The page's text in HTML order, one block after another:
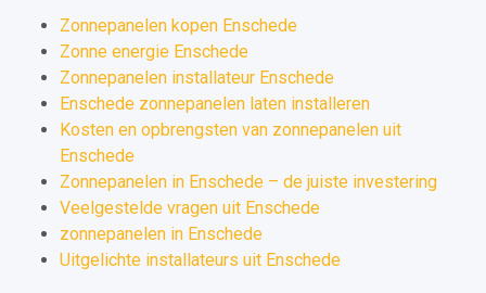
Zonnepanelen kopen Enschede
Zonne energie Enschede
Zonnepanelen installateur Enschede
Enschede zonnepanelen laten installeren
Kosten en opbrengsten van zonnepanelen uit
Enschede
Zonnepanelen in Enschede – de juiste investering
Veelgestelde vragen uit Enschede
zonnepanelen in Enschede
Uitgelichte installateurs uit Enschede